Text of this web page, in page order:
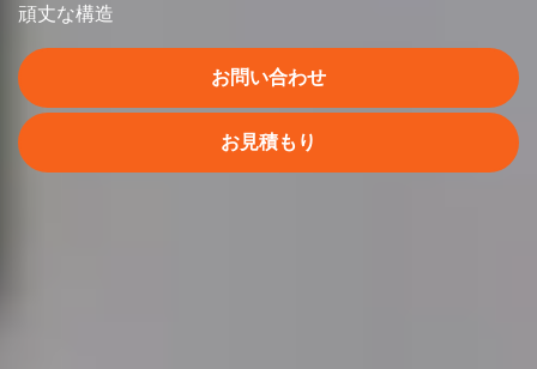
頑丈な構造
お問い合わせ
お見積もり